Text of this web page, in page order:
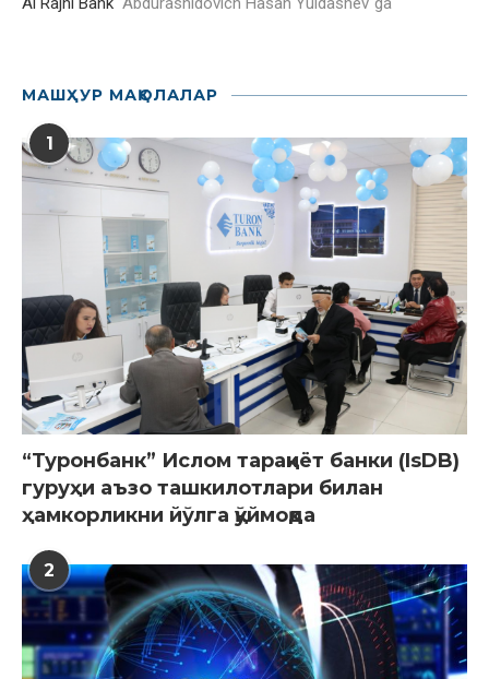
МАШҲУР МАҚОЛАЛАР
1
“Туронбанк” Ислом тараққиёт банки (IsDB)
гуруҳи аъзо ташкилотлари билан
ҳамкорликни йўлга қўймоқда
2